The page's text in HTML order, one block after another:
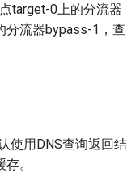
target-0上的分流器
分流器bypass-1，查
使用DNS查询返回结
。